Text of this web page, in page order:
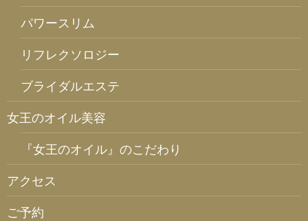
パワースリム
リフレクソロジー
ブライダルエステ
女王のオイル美容
『女王のオイル』のこだわり
アクセス
ご予約